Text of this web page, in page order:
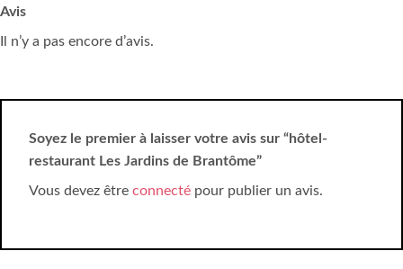
Avis
Il n’y a pas encore d’avis.
Soyez le premier à laisser votre avis sur “hôtel-
restaurant Les Jardins de Brantôme”
Vous devez être connecté pour publier un avis.